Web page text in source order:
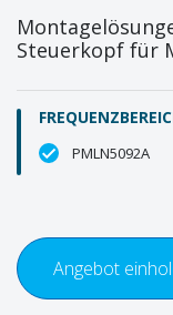
Steuerkopf für
PMLN5092A
Angebot